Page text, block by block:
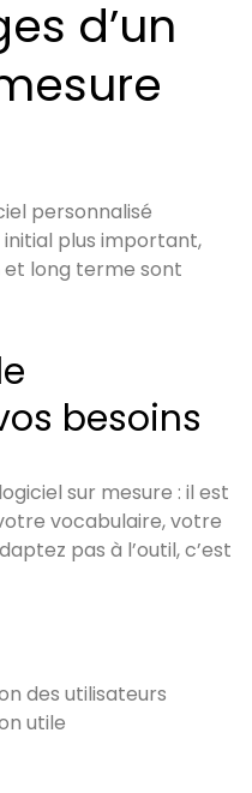
d’un
personnalisé
plus important,
et long terme sont
besoins
sur mesure : il est
vocabulaire, votre
pas à l’outil, c’est
des utilisateurs
utile